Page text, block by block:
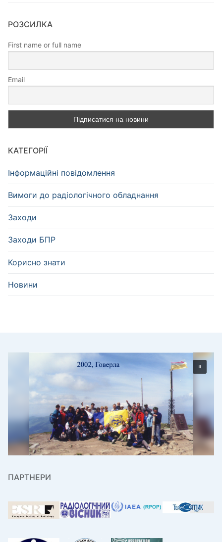
РОЗСИЛКА
First name or full name
Email
КАТЕГОРІЇ
Інформаційні повідомлення
Вимоги до радіологічного обладнання
Заходи
Заходи БПР
Корисно знати
Новини
ПАРТНЕРИ